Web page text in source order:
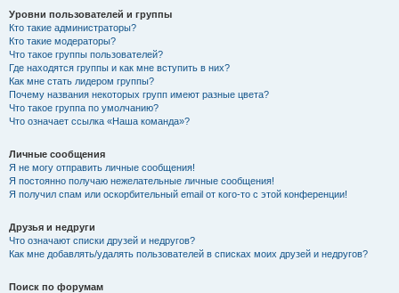
Уровни пользователей и группы
Кто такие администраторы?
Кто такие модераторы?
Что такое группы пользователей?
Где находятся группы и как мне вступить в них?
Как мне стать лидером группы?
Почему названия некоторых групп имеют разные цвета?
Что такое группа по умолчанию?
Что означает ссылка «Наша команда»?
Личные сообщения
Я не могу отправить личные сообщения!
Я постоянно получаю нежелательные личные сообщения!
Я получил спам или оскорбительный email от кого-то с этой конференции!
Друзья и недруги
Что означают списки друзей и недругов?
Как мне добавлять/удалять пользователей в списках моих друзей и недругов?
Поиск по форумам